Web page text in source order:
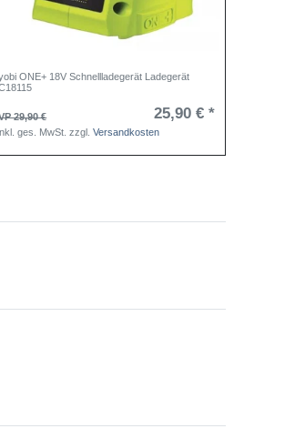
ONE+ 18V Schnellladegerät Ladegerät
29,90 € 25,90 € *
ges. MwSt. zzgl.Versandkosten